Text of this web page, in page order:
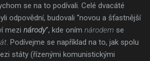
se na to podívali. Celé dvacáté
odpovědní, budovali “novou a šťastnější
mezi národy”, kde oním národem se
. Podívejme se například na to, jak spolu
státy (řízenými komunistickými